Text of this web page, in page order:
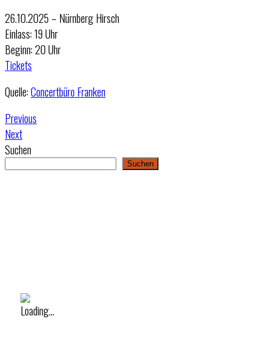
26.10.2025 – Nürnberg Hirsch
Einlass: 19 Uhr
Beginn: 20 Uhr
Tickets
Quelle:Concertbüro Franken
Previous
Next
Suchen
Suchen